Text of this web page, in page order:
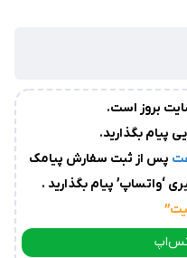
بروز است.
پیام بگذارید.
پس از ثبت سفارش پیامک
‘واتساپ’ پیام بگذارید .
”